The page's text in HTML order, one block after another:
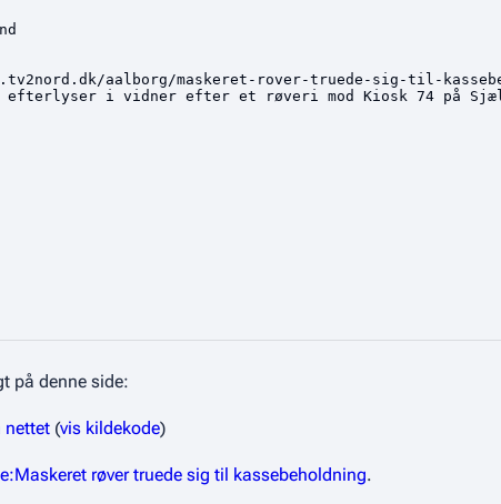
på denne side:
nettet (vis kildekode)
røver truede sig til kassebeholdning.